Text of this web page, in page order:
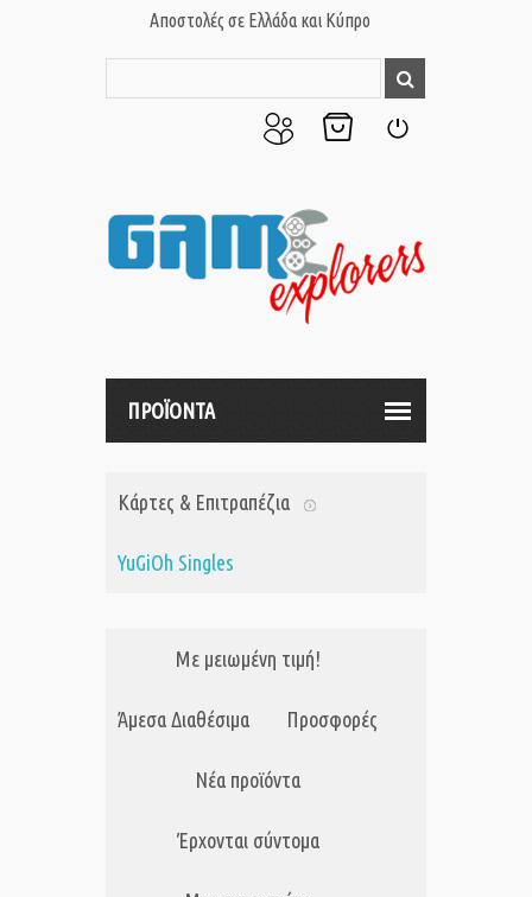
Αποστολές σε Ελλάδα και Κύπρο
μου
ΠΡΟΪΟΝΤΑ
Κάρτες & Επιτραπέζια
YuGiOh Singles
Με μειωμένη τιμή!
Άμεσα Διαθέσιμα Προσφορές
Νέα προϊόντα
Έρχονται σύντομα